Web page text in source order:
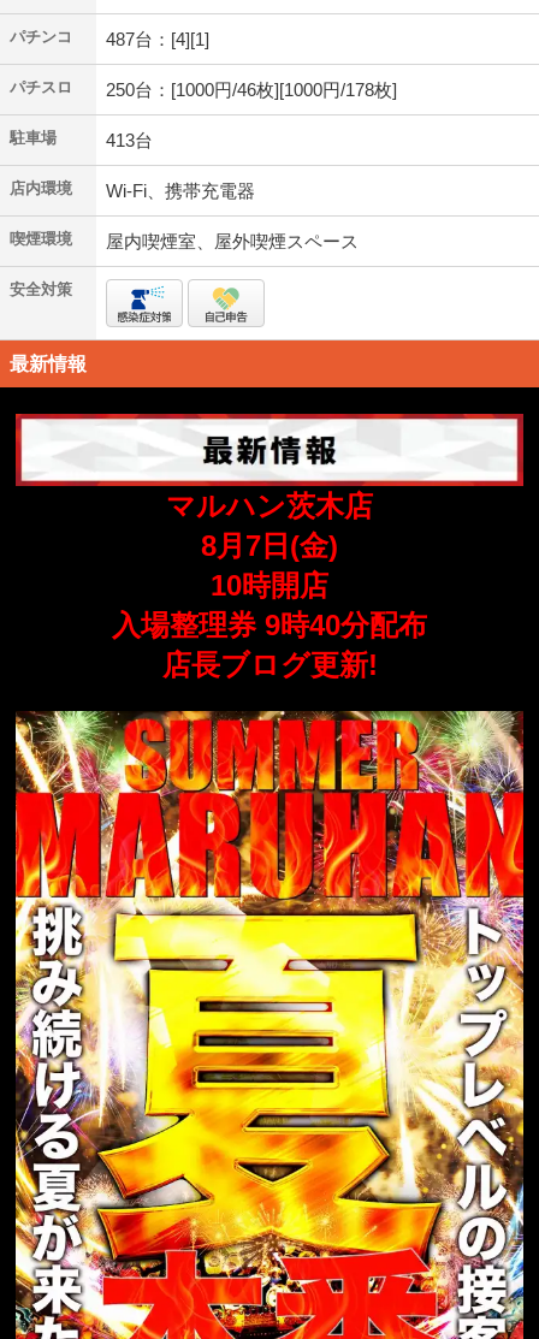
パチンコ 487台：[4][1]
パチスロ 250台：[1000円/46枚][1000円/178枚]
駐車場 413台
店内環境 Wi-Fi、携帯充電器
喫煙環境 屋内喫煙室、屋外喫煙スペース
安全対策
最新情報
マルハン茨木店
8月7 日(金)
10時開店
入場整理券 9時40分配布
店長ブログ更新!